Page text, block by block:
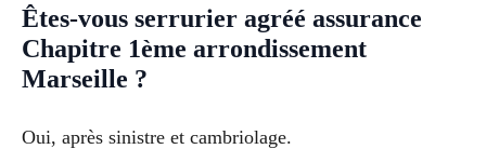
Êtes-vous serrurier agréé assurance
Chapitre 1ème arrondissement
Marseille ?
Oui, après sinistre et cambriolage.